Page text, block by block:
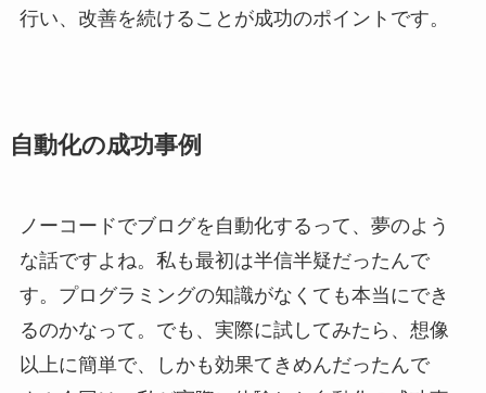
行い、改善を続けることが成功のポイントです。
自動化の成功事例
ノーコードでブログを自動化するって、夢のよう
な話ですよね。私も最初は半信半疑だったんで
す。プログラミングの知識がなくても本当にでき
るのかなって。でも、実際に試してみたら、想像
以上に簡単で、しかも効果てきめんだったんで